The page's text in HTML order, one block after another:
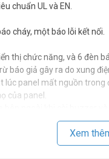
chuẩn UL và EN.
cháy, một báo lỗi kết nối.
thị chức năng, và 6 đèn
báo giả gây ra do xung
lúc panel mất nguồn
của panel.
Xem